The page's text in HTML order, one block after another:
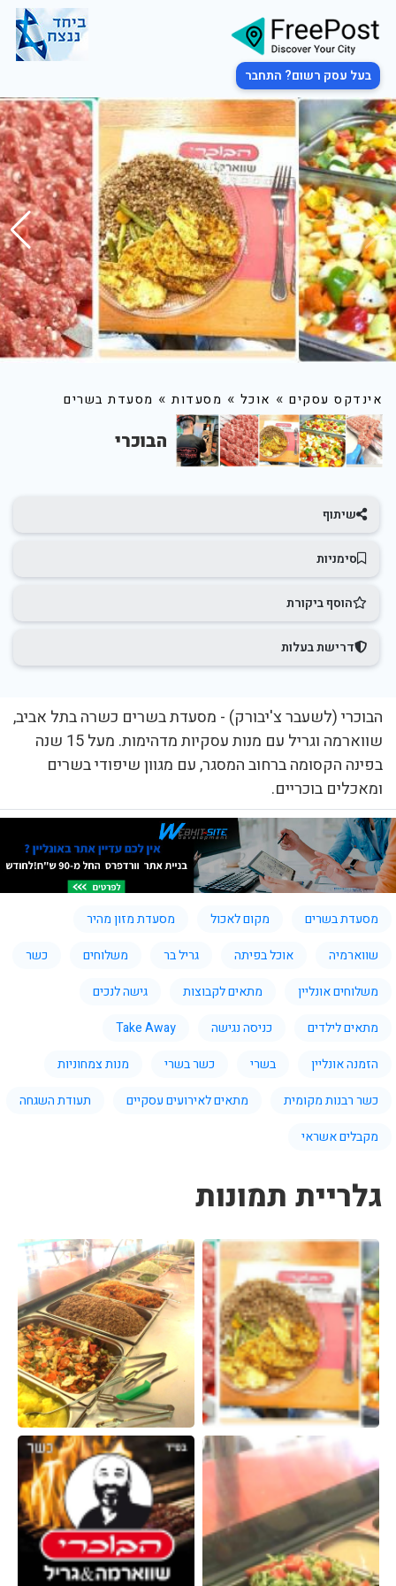
בעל עסק רשום? התחבר
אינדקס עסקים » אוכל » מסעדות » מסעדת בשרים
הבוכרי
שיתוף
סימניות
הוסף ביקורת
דרישת בעלות
הבוכרי (לשעבר צ'יבורק) - מסעדת בשרים כשרה בתל אביב,
שווארמה וגריל עם מנות עסקיות מדהימות. מעל 15 שנה
בפינה הקסומה ברחוב המסגר, עם מגוון שיפודי בשרים
ומאכלים בוכריים.
מסעדת בשרים מקום לאכול
מסעדת מזון מהיר
שווארמיה
אוכל בפיתה גריל בר משלוחים
כשר
משלוחים אונליין
מתאים לקבוצות
גישה לנכים
מתאים לילדים
כניסה נגישה
Take Away
הזמנה אונליין
בשרי כשר בשרי
מנות צמחוניות
כשר רבנות מקומית
מתאים לאירועים עסקיים
תעודת השגחה
מקבלים אשראי
גלריית תמונות